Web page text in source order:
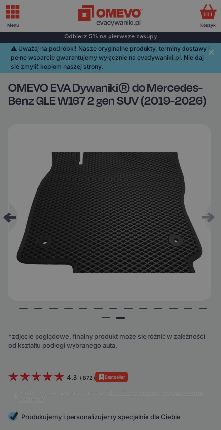
Odbierz 5% na pierwsze zakupy
⚠️️ Uważaj na podróbki! Nasze oryginalne produkty, terminy dostawy i
pełne wsparcie gwarantujemy wyłącznie na evadywaniki.pl. Nie daj
się zmylić kopiom naszej strony.
OMEVO EVA Dywaniki® do Mercedes-
Benz GLE W167 2 gen SUV (2019-2026)
*zdjęcie poglądowe, finalny produkt może się różnić w zależności
od kształtu podłogi wybranego auta.
4.8 ( 872) Bestseller
Klienci doceniają produkt za: dopasowanie
Produkujemy i personalizujemy specjalnie dla Ciebie
Menu Koszyk